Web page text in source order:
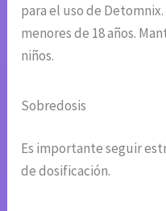
para el uso de
menores de 18 años.
niños.
Sobredosis
Es importante seguir
de dosificación.